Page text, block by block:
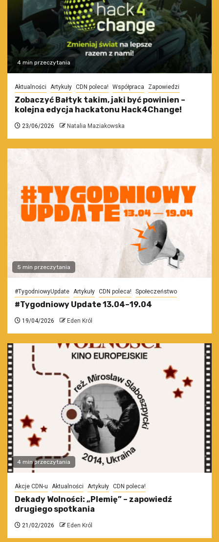
4 min przeczytania
Aktualności Artykuły CDN poleca! Współpraca Zapowiedzi
Zobaczyć Bałtyk takim, jaki być powinien –
kolejna edycja hackatonu Hack4Change!
23/06/2026 Natalia Maziakowska
5 min przeczytania
#TygodniowyUpdate Artykuły CDN poleca! Społeczeństwo
#Tygodniowy Update 13.04–19.04
19/04/2026 Eden Król
4 min przeczytania
Akcje CDN-u Aktualności Artykuły CDN poleca!
Dekady Wolności: „Plemię” – zapowiedź
drugiego spotkania
21/02/2026 Eden Król